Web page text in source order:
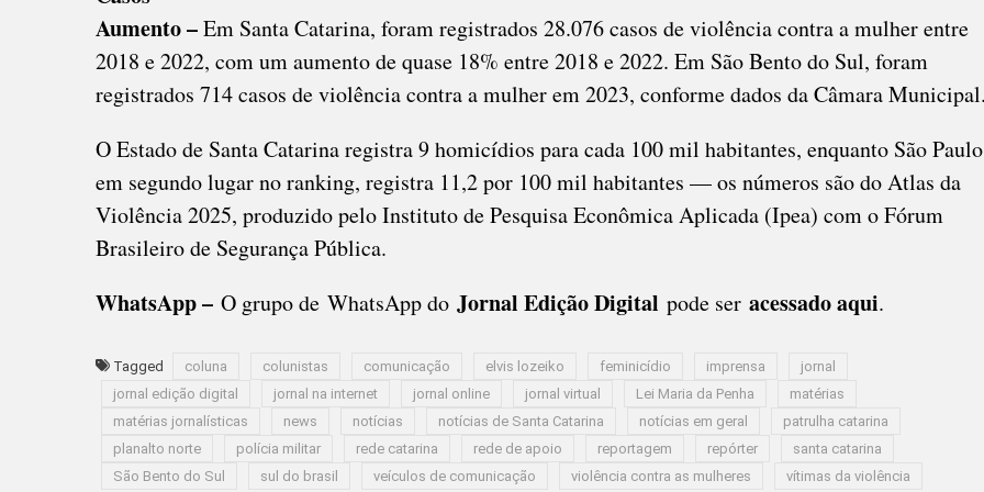
Aumento –Em Santa Catarina, foram registrados 28.076 casos de violência contra a mulher entre
2018 e 2022, com um aumento de quase 18% entre 2018 e 2022. Em São Bento do Sul, foram
registrados 714 casos de violência contra a mulher em 2023, conforme dados da Câmara
O Estado de Santa Catarina registra 9 homicídios para cada 100 mil habitantes, enquanto São
em segundo lugar no ranking, registra 11,2 por 100 mil habitantes — os números são do Atlas da
Violência 2025, produzido pelo Instituto de Pesquisa Econômica Aplicada (Ipea) com o Fórum
Brasileiro de Segurança Pública.
WhatsApp – O grupo de WhatsApp do Jornal Edição Digital pode ser acessado aqui.
Tagged coluna colunistas comunicação elvis lozeiko feminicídio imprensa
jornal
jornal edição digital
jornal na internet jornal online jornal virtual Lei Maria da Penha
matérias
matérias jornalísticas
news notícias notícias de Santa Catarina notícias em geral
patrulha catarina
planalto norte
polícia militar rede catarina rede de apoio reportagem repórter
santa catarina
São Bento do Sul
sul do brasil veículos de comunicação violência contra as mulheres vítimas da violência